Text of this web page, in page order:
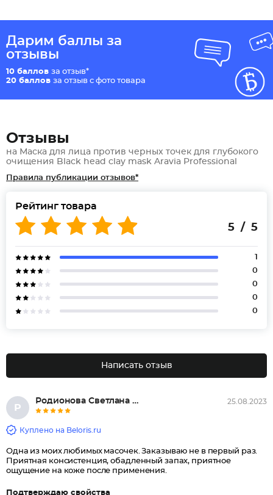
Дарим баллы за
отзывы
10 баллов за отзыв*
20 баллов за отзыв с фото товара
Отзывы
на Маска для лица против черных точек для глубокого
очищения Black head clay mask Aravia Professional
Правила публикации отзывов*
Рейтинг товара
5 / 5
1
0
0
0
0
Написать отзыв
Р
Родионова Светлана Александров... 25.08.2023
Куплено на Beloris.ru
Одна из моих любимых масочек. Заказываю не в первый раз.
Приятная консистенция, обадленный запах, приятное
ощущение на коже после применения.
Подтверждаю свойства